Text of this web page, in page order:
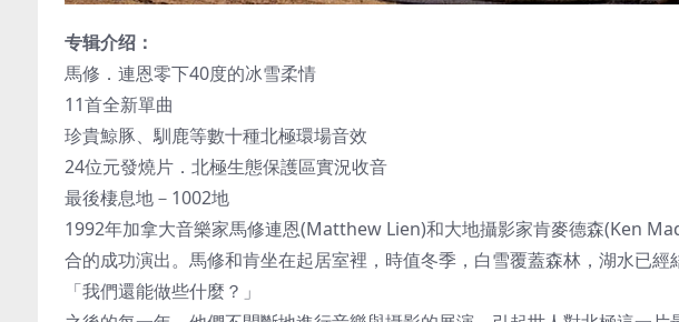
专辑介绍：
馬修．連恩零下40度的冰雪柔情
11首全新單曲
珍貴鯨豚、馴鹿等數十種北極環場音效
24位元發燒片．北極生態保護區實況收音
最後棲息地－1002地
1992年加拿大音樂家馬修連恩(Matthew Lien)和大地攝影家肯麥德森(Ken
合的成功演出。馬修和肯坐在起居室裡，時值冬季，白雪覆蓋森林，湖水已
「我們還能做些什麼？」